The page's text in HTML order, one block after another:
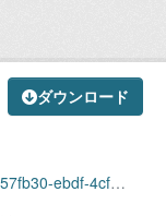
ダウンロード
3ccdd204b597/download/power_2509.csv